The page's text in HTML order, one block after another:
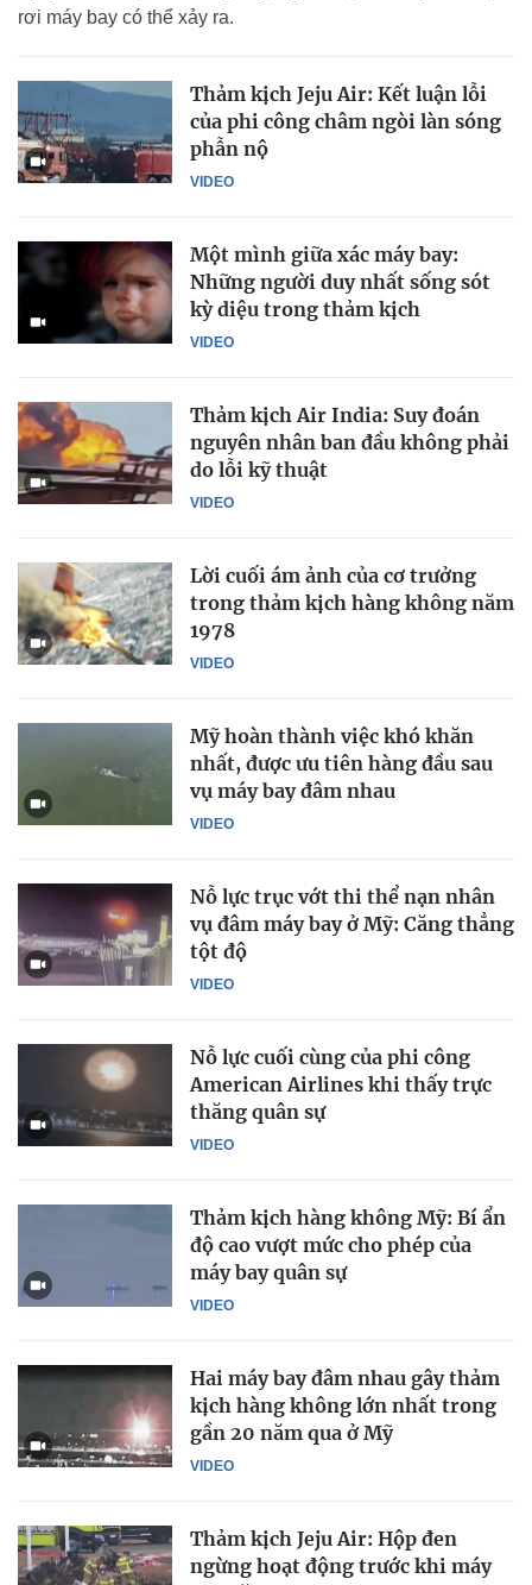
rơi máy bay có thể xảy ra.
VIDEO
Thảm kịch Jeju Air: Kết luận lỗi
của phi công châm ngòi làn sóng
phẫn nộ
VIDEO
Một mình giữa xác máy bay:
Những người duy nhất sống sót
kỳ diệu trong thảm kịch
VIDEO
Thảm kịch Air India: Suy đoán
nguyên nhân ban đầu không phải
do lỗi kỹ thuật
VIDEO
Lời cuối ám ảnh của cơ trưởng
trong thảm kịch hàng không năm
1978
VIDEO
Mỹ hoàn thành việc khó khăn
nhất, được ưu tiên hàng đầu sau
vụ máy bay đâm nhau
VIDEO
Nỗ lực trục vớt thi thể nạn nhân
vụ đâm máy bay ở Mỹ: Căng thẳng
tột độ
VIDEO
Nỗ lực cuối cùng của phi công
American Airlines khi thấy trực
thăng quân sự
VIDEO
Thảm kịch hàng không Mỹ: Bí ẩn
độ cao vượt mức cho phép của
máy bay quân sự
VIDEO
Hai máy bay đâm nhau gây thảm
kịch hàng không lớn nhất trong
gần 20 năm qua ở Mỹ
Thảm kịch Jeju Air: Hộp đen
ngừng hoạt động trước khi máy